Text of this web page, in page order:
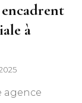
à
agence